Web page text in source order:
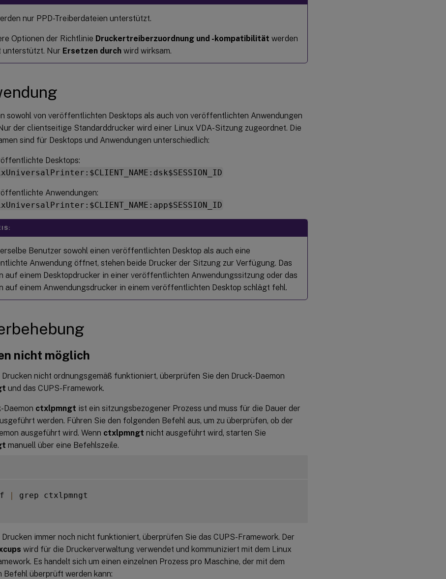
nur PPD-Treiberdateien unterstützt.
Optionen der Richtlinie Druckertreiberzuordnung und -kompatibilität werden
unterstützt. Nur Ersetzen durch wird wirksam.
sowohl von veröffentlichten Desktops als auch von veröffentlichten Anwendungen
der clientseitige Standarddrucker wird einer Linux VDA-Sitzung zugeordnet. Die
sind für Desktops und Anwendungen unterschiedlich:
Desktops:
Anwendungen:
Benutzer sowohl einen veröffentlichten Desktop als auch eine
Anwendung öffnet, stehen beide Drucker der Sitzung zur Verfügung. Das
auf einem Desktopdrucker in einer veröffentlichten Anwendungssitzung oder das
auf einem Anwendungsdrucker in einem veröffentlichten Desktop schlägt fehl.
nicht möglich
Drucken nicht ordnungsgemäß funktioniert, überprüfen Sie den Druck-Daemon
und das CUPS-Framework.
Daemon ctxlpmngt ist ein sitzungsbezogener Prozess und muss für die Dauer der
werden. Führen Sie den folgenden Befehl aus, um zu überprüfen, ob der
ausgeführt wird. Wenn ctxlpmngt nicht ausgeführt wird, starten Sie
manuell über eine Befehlszeile.
| grep ctxlpmngt
Drucken immer noch nicht funktioniert, überprüfen Sie das CUPS-Framework. Der
wird für die Druckerverwaltung verwendet und kommuniziert mit dem Linux
Es handelt sich um einen einzelnen Prozess pro Maschine, der mit dem
Befehl überprüft werden kann: